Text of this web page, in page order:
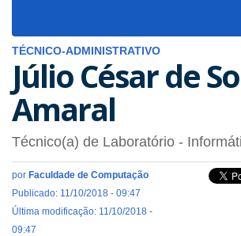
TÉCNICO-ADMINISTRATIVO
Júlio César de
Amaral
Técnico(a) de Laboratório -
por Faculdade de Computação
Publicado: 11/10/2018 - 09:47
Última modificação: 11/10/2018 -
09:47